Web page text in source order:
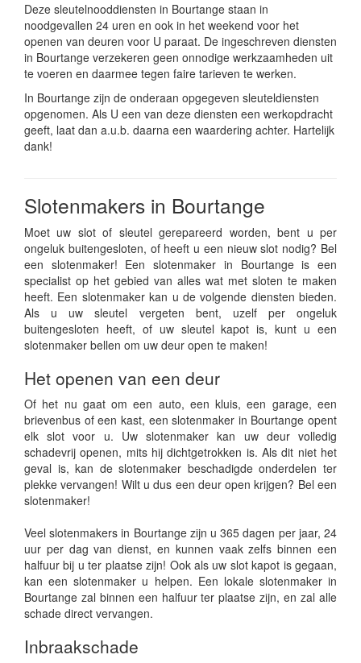
Deze sleutelnooddiensten in Bourtange staan in
noodgevallen 24 uren en ook in het weekend voor het
openen van deuren voor U paraat. De ingeschreven diensten
in Bourtange verzekeren geen onnodige werkzaamheden uit
te voeren en daarmee tegen faire tarieven te werken.
In Bourtange zijn de onderaan opgegeven sleuteldiensten
opgenomen. Als U een van deze diensten een werkopdracht
geeft, laat dan a.u.b. daarna een waardering achter. Hartelijk
dank!
Slotenmakers in Bourtange
Moet uw slot of sleutel gerepareerd worden, bent u per
ongeluk buitengesloten, of heeft u een nieuw slot nodig? Bel
een slotenmaker! Een slotenmaker in Bourtange is een
specialist op het gebied van alles wat met sloten te maken
heeft. Een slotenmaker kan u de volgende diensten bieden.
Als u uw sleutel vergeten bent, uzelf per ongeluk
buitengesloten heeft, of uw sleutel kapot is, kunt u een
slotenmaker bellen om uw deur open te maken!
Het openen van een deur
Of het nu gaat om een auto, een kluis, een garage, een
brievenbus of een kast, een slotenmaker in Bourtange opent
elk slot voor u. Uw slotenmaker kan uw deur volledig
schadevrij openen, mits hij dichtgetrokken is. Als dit niet het
geval is, kan de slotenmaker beschadigde onderdelen ter
plekke vervangen! Wilt u dus een deur open krijgen? Bel een
slotenmaker!
Veel slotenmakers in Bourtange zijn u 365 dagen per jaar, 24
uur per dag van dienst, en kunnen vaak zelfs binnen een
halfuur bij u ter plaatse zijn! Ook als uw slot kapot is gegaan,
kan een slotenmaker u helpen. Een lokale slotenmaker in
Bourtange zal binnen een halfuur ter plaatse zijn, en zal alle
schade direct vervangen.
Inbraakschade